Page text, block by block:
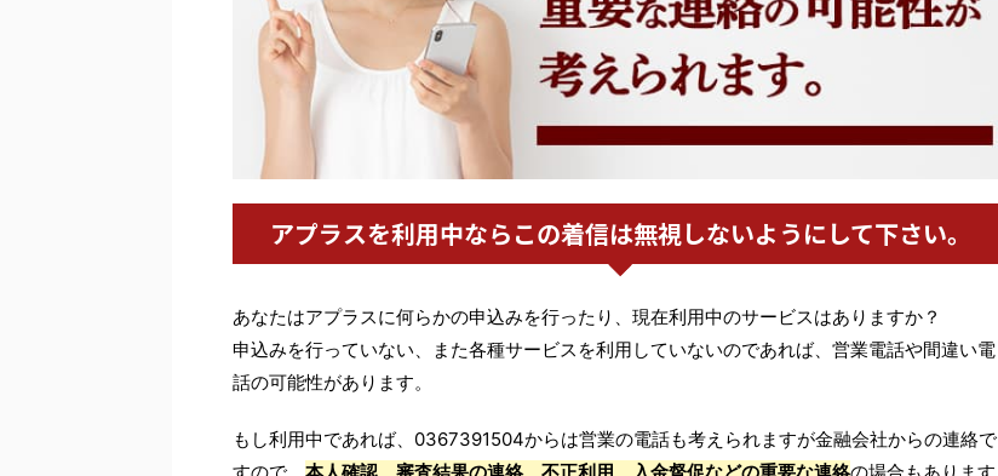
アプラスを利用中ならこの着信は無視しないようにして下さい。
あなたはアプラスに何らかの申込みを行ったり、現在利用中のサービスはありますか？
申込みを行っていない、また各種サービスを利用していないのであれば、営業電話や間違い電
話の可能性があります。
もし利用中であれば、0367391504からは営業の電話も考えられますが金融会社からの連絡で